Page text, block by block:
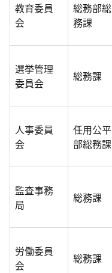
教育委員
会
総務部総
務課
選挙管理
委員会
総務課
人事委員
会
任用公平
部総務課
監査事務
局
総務課
労働委員
会
総務課